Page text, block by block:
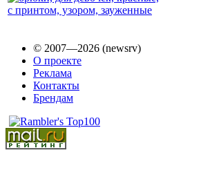
© 2007—2026 (newsrv)
О проекте
Реклама
Контакты
Брендам